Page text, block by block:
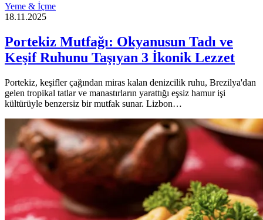
Yeme & İçme
18.11.2025
Portekiz Mutfağı: Okyanusun Tadı ve
Keşif Ruhunu Taşıyan 3 İkonik Lezzet
Portekiz, keşifler çağından miras kalan denizcilik ruhu, Brezilya'dan
gelen tropikal tatlar ve manastırların yarattığı eşsiz hamur işi
kültürüyle benzersiz bir mutfak sunar. Lizbon…